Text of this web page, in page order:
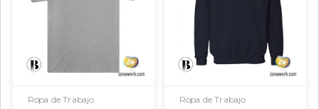
Ropa de Trabajo Ropa de Trabajo